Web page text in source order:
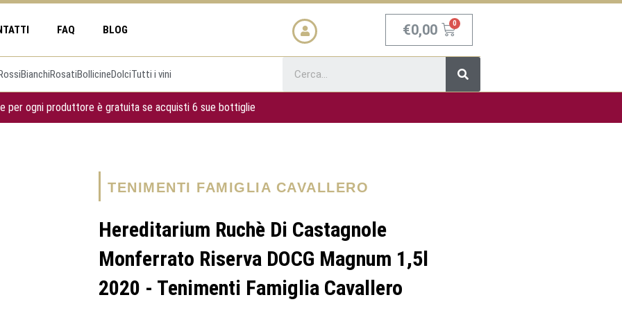
FAQ BLOG €0,00 Carrello
BianchiRosatiBollicineDolciTutti i vini
Cerca
per ogni produttore è gratuita se acquisti 6 sue bottiglie
TENIMENTI FAMIGLIA CAVALLERO
Hereditarium Ruchè Di Castagnole
Monferrato Riserva DOCG Magnum 1,5l
2020 - Tenimenti Famiglia Cavallero